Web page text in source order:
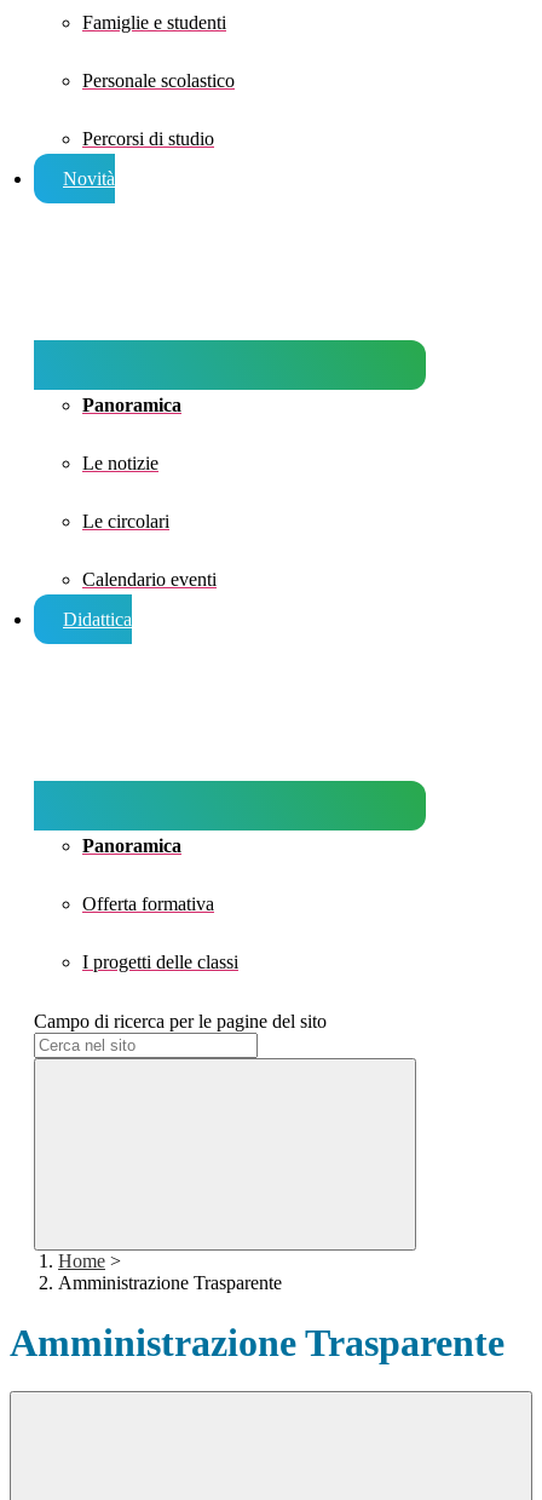
Famiglie e studenti
Personale scolastico
Percorsi di studio
Novità
Panoramica
Le notizie
Le circolari
Calendario eventi
Didattica
Panoramica
Offerta formativa
I progetti delle classi
Campo di ricerca per le pagine del sito
Home >
Amministrazione Trasparente
Amministrazione Trasparente